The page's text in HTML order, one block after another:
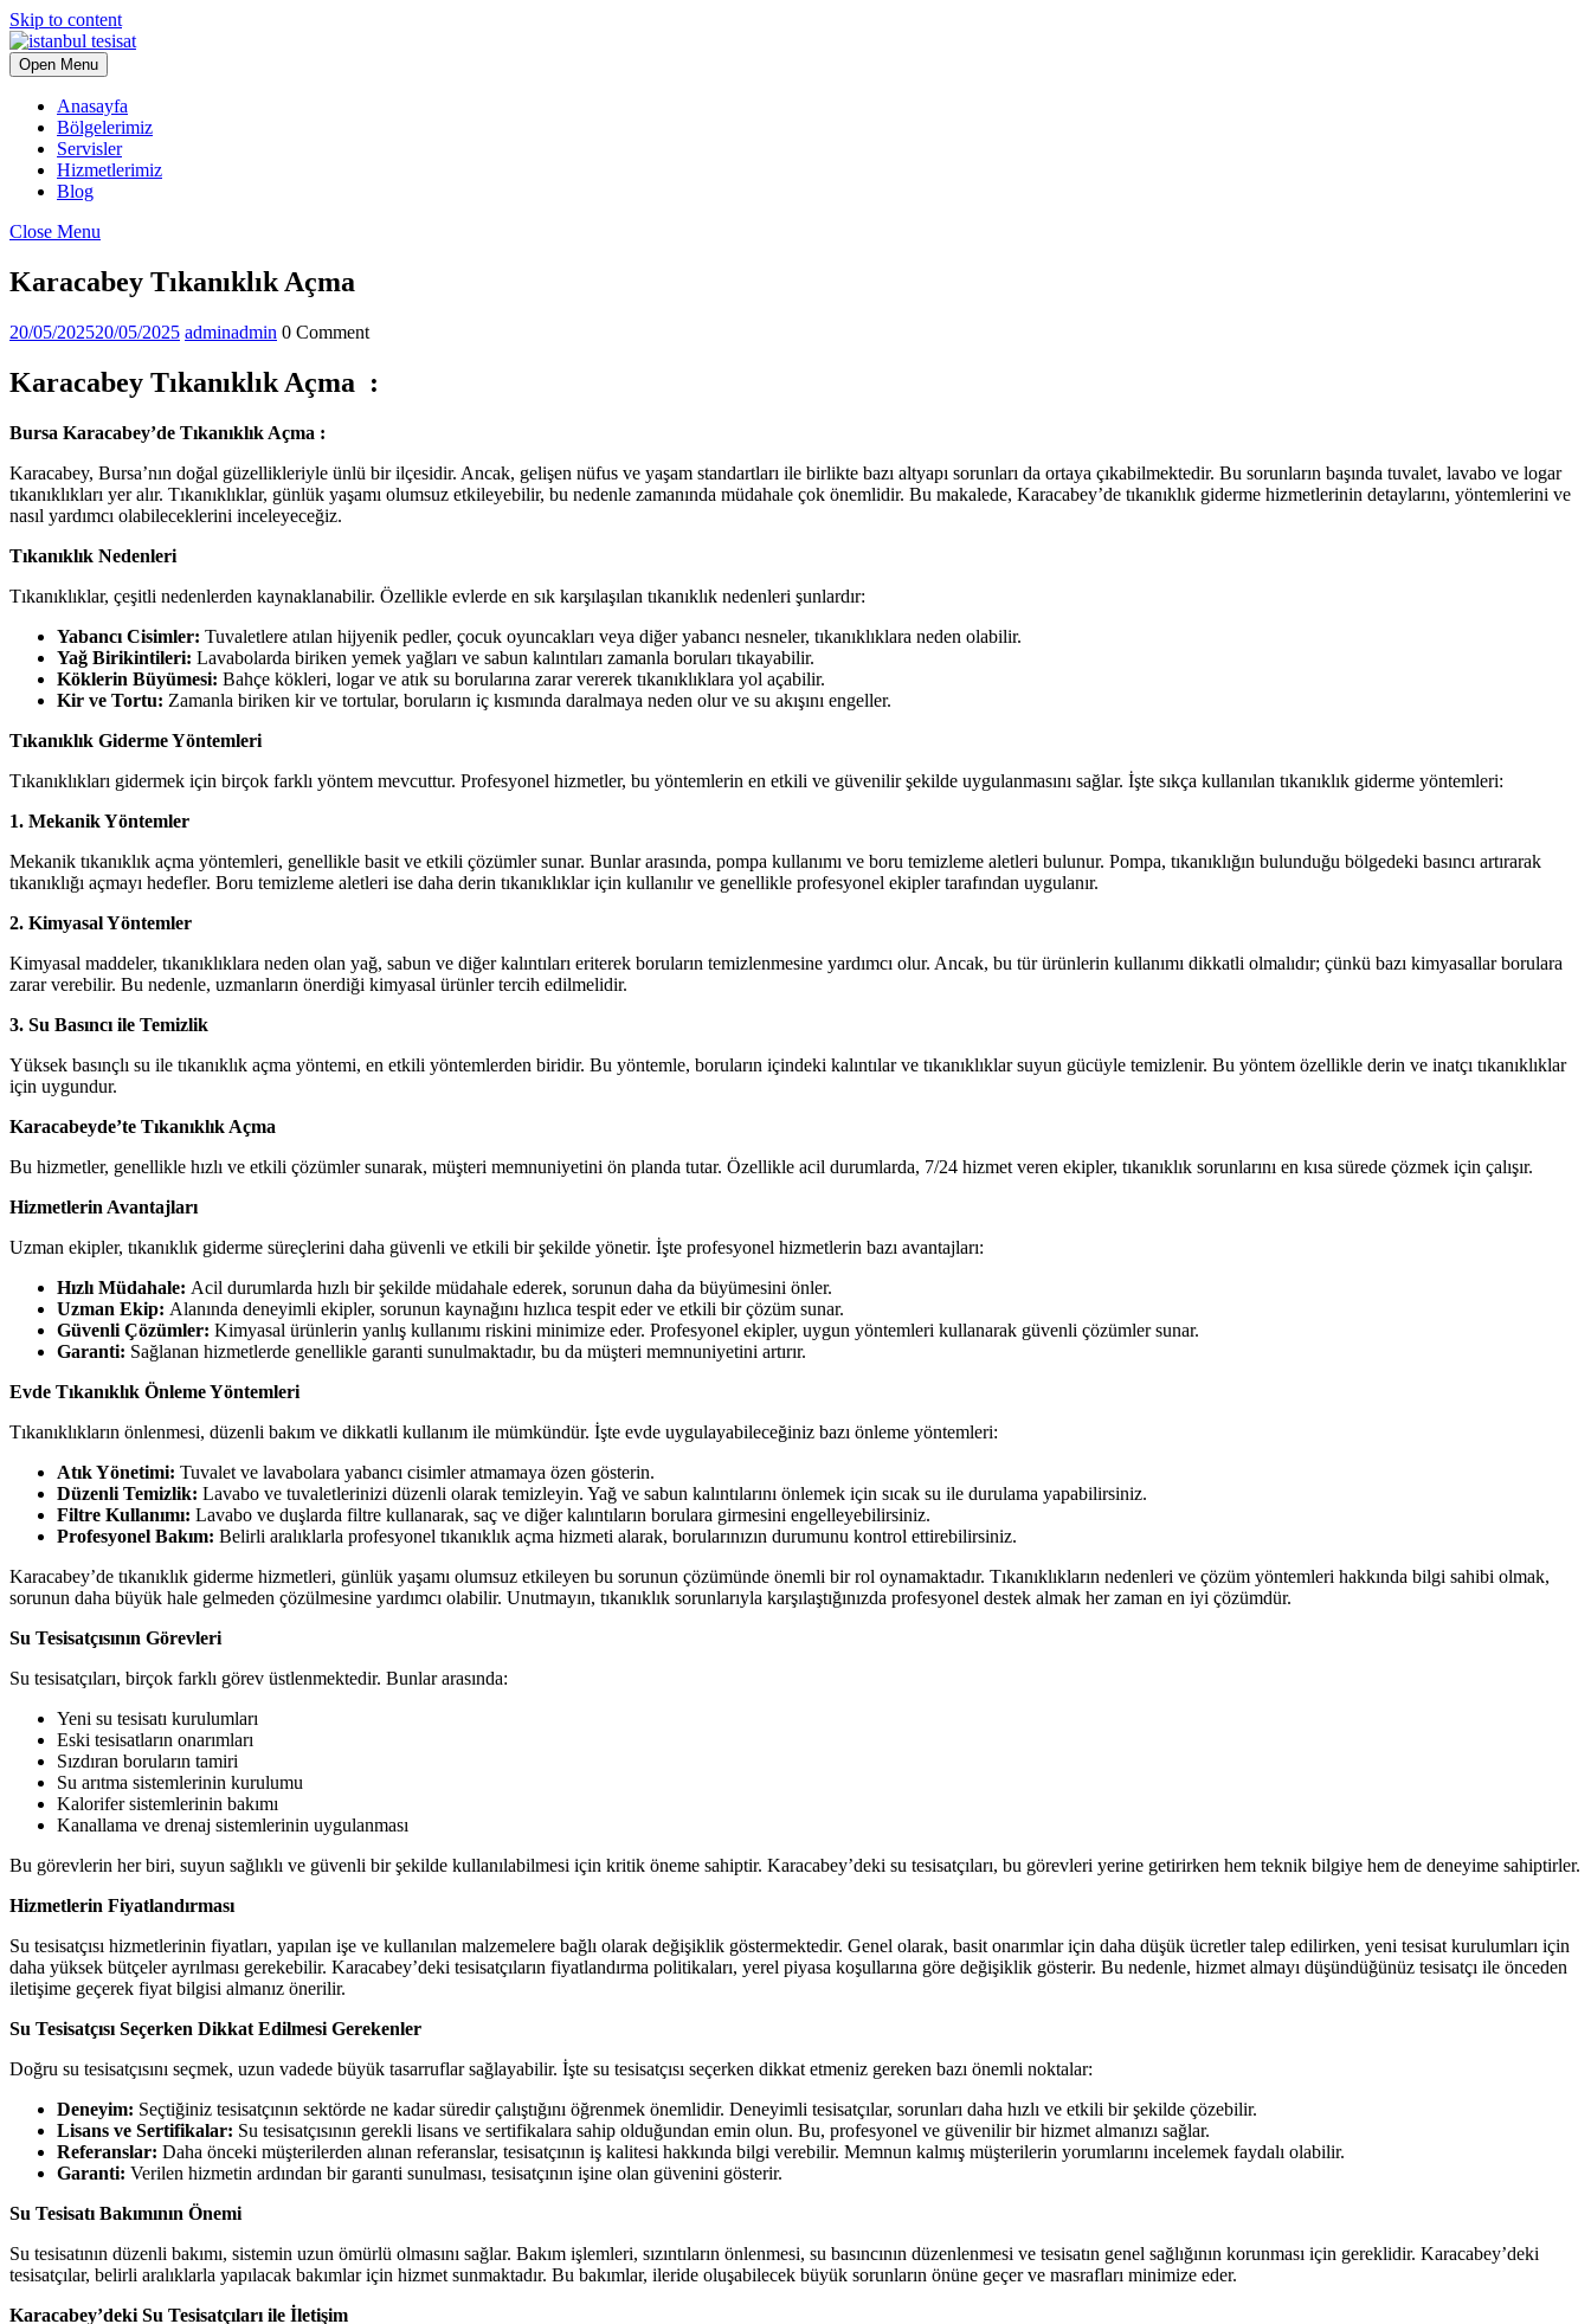
Skip to content
Open Menu
Anasayfa
Bölgelerimiz
Servisler
Hizmetlerimiz
Blog
Close Menu
Karacabey Tıkanıklık Açma
20/05/202520/05/2025 adminadmin 0 Comment
Karacabey Tıkanıklık Açma :
Bursa Karacabey’de Tıkanıklık Açma :
Karacabey, Bursa’nın doğal güzellikleriyle ünlü bir ilçesidir. Ancak, gelişen nüfus ve yaşam standartları ile birlikte bazı altyapı sorunları da ortaya çıkabilmektedir. Bu sorunların başında tuvalet, lavabo ve logar
tıkanıklıkları yer alır. Tıkanıklıklar, günlük yaşamı olumsuz etkileyebilir, bu nedenle zamanında müdahale çok önemlidir. Bu makalede, Karacabey’de tıkanıklık giderme hizmetlerinin detaylarını, yöntemlerini ve
nasıl yardımcı olabileceklerini inceleyeceğiz.
Tıkanıklık Nedenleri
Tıkanıklıklar, çeşitli nedenlerden kaynaklanabilir. Özellikle evlerde en sık karşılaşılan tıkanıklık nedenleri şunlardır:
Yabancı Cisimler: Tuvaletlere atılan hijyenik pedler, çocuk oyuncakları veya diğer yabancı nesneler, tıkanıklıklara neden olabilir.
Yağ Birikintileri: Lavabolarda biriken yemek yağları ve sabun kalıntıları zamanla boruları tıkayabilir.
Köklerin Büyümesi: Bahçe kökleri, logar ve atık su borularına zarar vererek tıkanıklıklara yol açabilir.
Kir ve Tortu: Zamanla biriken kir ve tortular, boruların iç kısmında daralmaya neden olur ve su akışını engeller.
Tıkanıklık Giderme Yöntemleri
Tıkanıklıkları gidermek için birçok farklı yöntem mevcuttur. Profesyonel hizmetler, bu yöntemlerin en etkili ve güvenilir şekilde uygulanmasını sağlar. İşte sıkça kullanılan tıkanıklık giderme yöntemleri:
1. Mekanik Yöntemler
Mekanik tıkanıklık açma yöntemleri, genellikle basit ve etkili çözümler sunar. Bunlar arasında, pompa kullanımı ve boru temizleme aletleri bulunur. Pompa, tıkanıklığın bulunduğu bölgedeki basıncı artırarak
tıkanıklığı açmayı hedefler. Boru temizleme aletleri ise daha derin tıkanıklıklar için kullanılır ve genellikle profesyonel ekipler tarafından uygulanır.
2. Kimyasal Yöntemler
Kimyasal maddeler, tıkanıklıklara neden olan yağ, sabun ve diğer kalıntıları eriterek boruların temizlenmesine yardımcı olur. Ancak, bu tür ürünlerin kullanımı dikkatli olmalıdır; çünkü bazı kimyasallar borulara
zarar verebilir. Bu nedenle, uzmanların önerdiği kimyasal ürünler tercih edilmelidir.
3. Su Basıncı ile Temizlik
Yüksek basınçlı su ile tıkanıklık açma yöntemi, en etkili yöntemlerden biridir. Bu yöntemle, boruların içindeki kalıntılar ve tıkanıklıklar suyun gücüyle temizlenir. Bu yöntem özellikle derin ve inatçı tıkanıklıklar
için uygundur.
Karacabeyde’te Tıkanıklık Açma
Bu hizmetler, genellikle hızlı ve etkili çözümler sunarak, müşteri memnuniyetini ön planda tutar. Özellikle acil durumlarda, 7/24 hizmet veren ekipler, tıkanıklık sorunlarını en kısa sürede çözmek için çalışır.
Hizmetlerin Avantajları
Uzman ekipler, tıkanıklık giderme süreçlerini daha güvenli ve etkili bir şekilde yönetir. İşte profesyonel hizmetlerin bazı avantajları:
Hızlı Müdahale: Acil durumlarda hızlı bir şekilde müdahale ederek, sorunun daha da büyümesini önler.
Uzman Ekip: Alanında deneyimli ekipler, sorunun kaynağını hızlıca tespit eder ve etkili bir çözüm sunar.
Güvenli Çözümler: Kimyasal ürünlerin yanlış kullanımı riskini minimize eder. Profesyonel ekipler, uygun yöntemleri kullanarak güvenli çözümler sunar.
Garanti: Sağlanan hizmetlerde genellikle garanti sunulmaktadır, bu da müşteri memnuniyetini artırır.
Evde Tıkanıklık Önleme Yöntemleri
Tıkanıklıkların önlenmesi, düzenli bakım ve dikkatli kullanım ile mümkündür. İşte evde uygulayabileceğiniz bazı önleme yöntemleri:
Atık Yönetimi: Tuvalet ve lavabolara yabancı cisimler atmamaya özen gösterin.
Düzenli Temizlik: Lavabo ve tuvaletlerinizi düzenli olarak temizleyin. Yağ ve sabun kalıntılarını önlemek için sıcak su ile durulama yapabilirsiniz.
Filtre Kullanımı: Lavabo ve duşlarda filtre kullanarak, saç ve diğer kalıntıların borulara girmesini engelleyebilirsiniz.
Profesyonel Bakım: Belirli aralıklarla profesyonel tıkanıklık açma hizmeti alarak, borularınızın durumunu kontrol ettirebilirsiniz.
Karacabey’de tıkanıklık giderme hizmetleri, günlük yaşamı olumsuz etkileyen bu sorunun çözümünde önemli bir rol oynamaktadır. Tıkanıklıkların nedenleri ve çözüm yöntemleri hakkında bilgi sahibi olmak,
sorunun daha büyük hale gelmeden çözülmesine yardımcı olabilir. Unutmayın, tıkanıklık sorunlarıyla karşılaştığınızda profesyonel destek almak her zaman en iyi çözümdür.
Su Tesisatçısının Görevleri
Su tesisatçıları, birçok farklı görev üstlenmektedir. Bunlar arasında:
Yeni su tesisatı kurulumları
Eski tesisatların onarımları
Sızdıran boruların tamiri
Su arıtma sistemlerinin kurulumu
Kalorifer sistemlerinin bakımı
Kanallama ve drenaj sistemlerinin uygulanması
Bu görevlerin her biri, suyun sağlıklı ve güvenli bir şekilde kullanılabilmesi için kritik öneme sahiptir. Karacabey’deki su tesisatçıları, bu görevleri yerine getirirken hem teknik bilgiye hem de deneyime sahiptirler.
Hizmetlerin Fiyatlandırması
Su tesisatçısı hizmetlerinin fiyatları, yapılan işe ve kullanılan malzemelere bağlı olarak değişiklik göstermektedir. Genel olarak, basit onarımlar için daha düşük ücretler talep edilirken, yeni tesisat kurulumları için
daha yüksek bütçeler ayrılması gerekebilir. Karacabey’deki tesisatçıların fiyatlandırma politikaları, yerel piyasa koşullarına göre değişiklik gösterir. Bu nedenle, hizmet almayı düşündüğünüz tesisatçı ile önceden
iletişime geçerek fiyat bilgisi almanız önerilir.
Su Tesisatçısı Seçerken Dikkat Edilmesi Gerekenler
Doğru su tesisatçısını seçmek, uzun vadede büyük tasarruflar sağlayabilir. İşte su tesisatçısı seçerken dikkat etmeniz gereken bazı önemli noktalar:
Deneyim: Seçtiğiniz tesisatçının sektörde ne kadar süredir çalıştığını öğrenmek önemlidir. Deneyimli tesisatçılar, sorunları daha hızlı ve etkili bir şekilde çözebilir.
Lisans ve Sertifikalar: Su tesisatçısının gerekli lisans ve sertifikalara sahip olduğundan emin olun. Bu, profesyonel ve güvenilir bir hizmet almanızı sağlar.
Referanslar: Daha önceki müşterilerden alınan referanslar, tesisatçının iş kalitesi hakkında bilgi verebilir. Memnun kalmış müşterilerin yorumlarını incelemek faydalı olabilir.
Garanti: Verilen hizmetin ardından bir garanti sunulması, tesisatçının işine olan güvenini gösterir.
Su Tesisatı Bakımının Önemi
Su tesisatının düzenli bakımı, sistemin uzun ömürlü olmasını sağlar. Bakım işlemleri, sızıntıların önlenmesi, su basıncının düzenlenmesi ve tesisatın genel sağlığının korunması için gereklidir. Karacabey’deki
tesisatçılar, belirli aralıklarla yapılacak bakımlar için hizmet sunmaktadır. Bu bakımlar, ileride oluşabilecek büyük sorunların önüne geçer ve masrafları minimize eder.
Karacabey’deki Su Tesisatçıları ile İletişim